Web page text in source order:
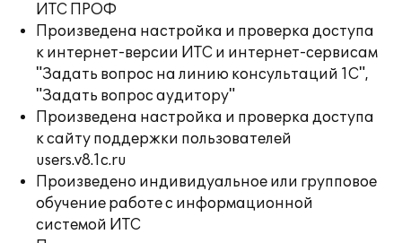
ИТС ПРОФ
Произведена настройка и проверка доступа
к интернет-версии ИТС и интернет-сервисам
"Задать вопрос на линию консультаций 1С",
"Задать вопрос аудитору"
Произведена настройка и проверка доступа
к сайту поддержки пользователей
users.v8.1c.ru
Произведено индивидуальное или групповое
обучение работе с информационной
системой ИТС